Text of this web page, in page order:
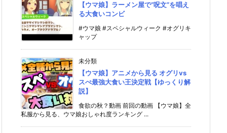
【ウマ娘】ラーメン屋で”呪文”を唱え
る大食いコンビ
#ウマ娘 #スペシャルウィーク #オグリキ
ャップ
未分類
【ウマ娘】アニメから見る オグリvs
スぺ最強大食い王決定戦【ゆっくり解
説】
食欲の秋？動画 前回の動画 【ウマ娘】全
私服から見る、ウマ娘おしゃれ度ランキング ...